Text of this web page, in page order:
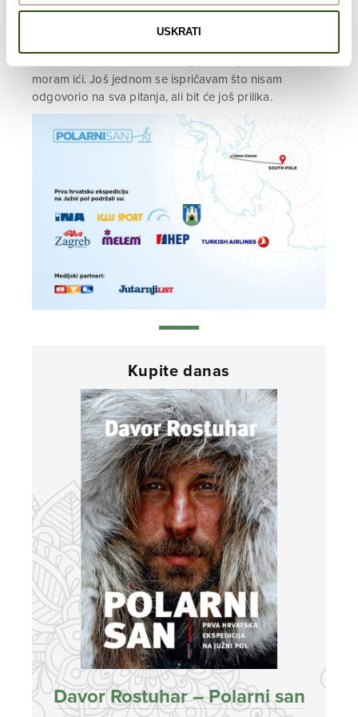
USKRATI
možda uskoro postati jedan od tih malobrojnih!
moram ići. Još jednom se ispričavam što nisam
odgovorio na sva pitanja, ali bit će još prilika.
Kupite danas
Davor Rostuhar – Polarni san